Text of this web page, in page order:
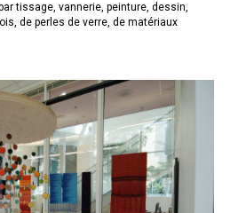
tissage, vannerie, peinture, dessin,
de perles de verre, de matériaux